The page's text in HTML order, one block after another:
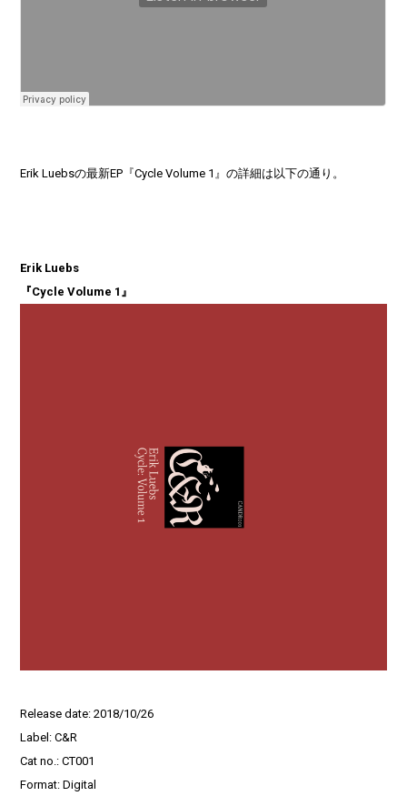
Erik Luebsの最新EP『Cycle Volume 1』の詳細は以下の通り。
Erik Luebs
『Cycle Volume 1』
Release date: 2018/10/26
Label: C&R
Cat no.: CT001
Format: Digital